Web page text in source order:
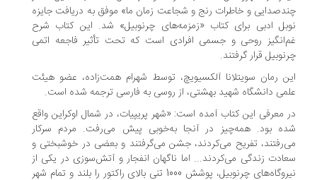
و خاطرات رنج و شجاعت زمان ما» موفق به دریافت جایزه
ادبی برای کتاب «زمزمه‏‌های چرنوبیل» شد. این کتاب شرح
روحی و جسمی افرادی است که تحت تأثیر فاجعه اتمی
قرار گرفتند.
رمان سویتلانا آلکسیویچ، توسط شهرام همت‌زاده، عضو هیئت
دانشگاه شهید بهشتی، از روسی به فارسی ترجمه شده است.
معرفی این کتاب آمده است: «شهر پریپیات، در شمال اوکراین واقع
بود. همه‌چیز در آنجا به‌خوبی پیش می‌رفت. مردم سرکار
تفریح می‌کردند، جشن می‌گرفتند و بعضی در خوشبختی و
زندگی می‌کردند... اما ناگهان انفجار و آتش‌سوزی در یکی از
نیروگاه‌های چرنوبیل، پوشش 1000 تنی بالای راکتور را بلند و تمام شهر